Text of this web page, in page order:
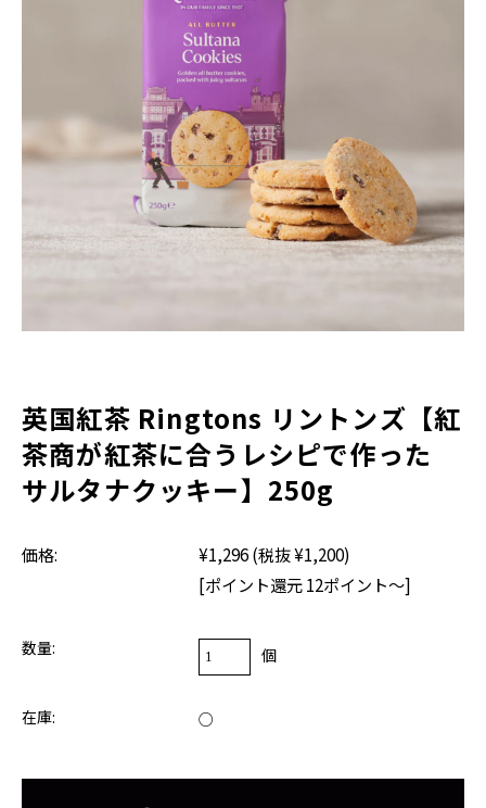
カッパス
全てのビスケット
定番ビスケット
RINGTONS 紅茶缶
RINGTONS グッズ
ジャム&マーマレード
初めてのリントンズ
にわとり型ティーコジー
ギフトバッグ
Gift
Blog
About
サイトマップ
ショッピングガイド
マイアカウント
英国紅茶 Ringtons リントンズ【紅
茶商が紅茶に合うレシピで作った
サルタナクッキー】250g
価格: ¥1,296(税抜 ¥1,200)
[ポイント還元 12ポイント～]
数量: 個
在庫: ○